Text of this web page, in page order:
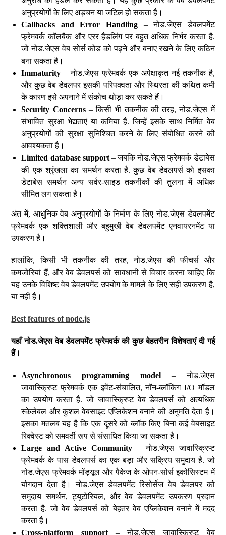
अनुप्रयोगों के लिए अड़चन या जटिल हो सकता है।
Callbacks and Error Handling – नोड.जेएस डेवलपमेंट
फ्रेमवर्क कॉलबैक और एरर हैंडलिंग पर बहुत अधिक निर्भर करता है.
जो नोड.जेएस वेब सोर्स कोड को पढ़ने और बनाए रखने के लिए कठिन
बना सकता है।
Immaturity – नोड.जेएस फ्रेमवर्क एक अपेक्षाकृत नई तकनीक है,
और कुछ वेब डेवलपर इसकी परिपक्वता और स्थिरता की कथित कमी
के कारण इसे अपनाने में संकोच थोड़ा कर सकते हैं।
Security Concerns– किसी भी तकनीक की तरह, नोड.जेएस में
संभावित सुरक्षा भेद्यताएं या कमिया हैं. जिन्हें इसके साथ निर्मित वेब
अनुप्रयोगों की सुरक्षा सुनिश्चित करने के लिए संबोधित करने की
आवश्यकता है।
Limited database support– जबकि नोड.जेएस फ्रेमवर्क डेटाबेस
की एक श्रृंखला का समर्थन करता है. कुछ वेब डेवलपर्स को इसका
डेटाबेस समर्थन अन्य सर्वर-साइड तकनीकों की तुलना में अधिक
सीमित लग सकता है।
अंत में, आधुनिक वेब अनुप्रयोगों के निर्माण के लिए नोड.जेएस डेवलपमेंट
फ्रेमवर्क एक शक्तिशाली और बहुमुखी वेब डेवलपमेंट एनवायरनमेंट या
उपकरण है।
हालांकि, किसी भी तकनीक की तरह, नोड.जेएस की फीचर्स और
कमजोरियां हैं, और वेब डेवलपर्स को सावधानी से विचार करना चाहिए कि
यह उनके विशिष्ट वेब डेवलपमेंट उपयोग के मामले के लिए सही उपकरण है,
या नहीं है।
Best features of node.js
यहाँ नोड.जेएस वेब डेवलपमेंट फ्रेमवर्क की कुछ बेहतरीन विशेषताएं दी गई
हैं।
Asynchronous programming model– नोड.जेएस
जावास्क्रिप्ट फ्रेमवर्क एक इवेंट-संचालित, नॉन-ब्लॉकिंग I/O मॉडल
का उपयोग करता है. जो जावास्क्रिप्ट वेब डेवलपर्स को अत्यधिक
स्केलेबल और कुशल वेबसाइट एप्लिकेशन बनाने की अनुमति देता है।
इसका मतलब यह है कि एक दूसरे को ब्लॉक किए बिना कई वेबसाइट
रिक्वेस्ट को समवर्ती रूप से संसाधित किया जा सकता है।
Large and Active Community– नोड.जेएस जावास्क्रिप्ट
फ्रेमवर्क के पास डेवलपर्स का एक बड़ा और सक्रिय समुदाय है. जो
नोड.जेएस फ्रेमवर्क मॉड्यूल और पैकेज के ओपन-सोर्स इकोसिस्टम में
योगदान देता है। नोड.जेएस डेवलपमेंट रिसोर्सेज वेब डेवलपर को
समुदाय समर्थन, ट्यूटोरियल, और वेब डेवलपमेंट उपकरण प्रदान
करता है. जो वेब डेवलपर्स को बेहतर वेब एप्लिकेशन बनाने में मदद
करता है।
Cross-platform support– नोड.जेएस जावास्क्रिप्ट वेब